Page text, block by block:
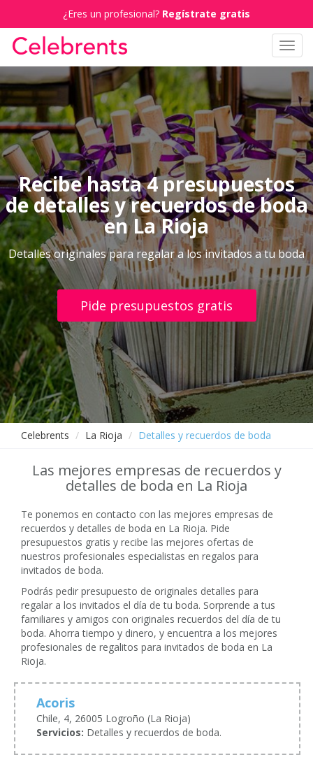
¿Eres un profesional? Regístrate gratis
Recibe hasta 4 presupuestos
de detalles y recuerdos de boda
en La Rioja
Detalles originales para regalar a los invitados a tu boda
Pide presupuestos gratis
Celebrents La Rioja Detalles y recuerdos de boda
Las mejores empresas de recuerdos y
detalles de boda en La Rioja
Te ponemos en contacto con las mejores empresas de
recuerdos y detalles de boda en La Rioja. Pide
presupuestos gratis y recibe las mejores ofertas de
nuestros profesionales especialistas en regalos para
invitados de boda.
Podrás pedir presupuesto de originales detalles para
regalar a los invitados el día de tu boda. Sorprende a tus
familiares y amigos con originales recuerdos del día de tu
boda. Ahorra tiempo y dinero, y encuentra a los mejores
profesionales de regalitos para invitados de boda en La
Rioja.
Acoris
Chile, 4, 26005 Logroño (La Rioja)
Servicios: Detalles y recuerdos de boda.